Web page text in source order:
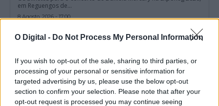
O Digital - Do Not Process My Personal Information
If you wish to opt-out of the sale, sharing to third parties, or
processing of your personal or sensitive information for
targeted advertising by us, please use the below opt-out
section to confirm your selection. Please note that after your
opt-out request is processed you may continue seeing
em Reguengos de...
8 Agosto, 2026 - 17:00